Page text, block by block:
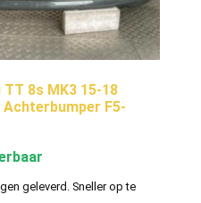
TT 8s MK3 15-18
Achterbumper F5-
geleverd. Sneller op te